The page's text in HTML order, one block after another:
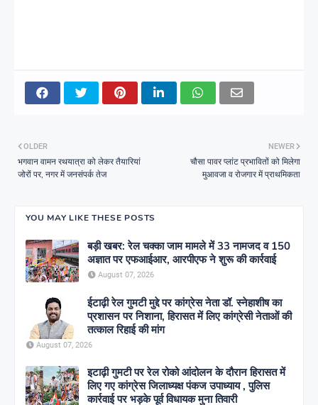
NEWER
चौसा पावर प्लांट प्रभावितों को मिलेगा
मुआवजा व रोजगार में प्राथमिकता
OLDER
भगवान वामन रथयात्रा को लेकर तैयारियां
जोरों पर, नगर में जनसंपर्क तेज
YOU MAY LIKE THESE POSTS
बड़ी खबर: रेल चक्का जाम मामले में 33 नामजद व 150
अज्ञात पर एफआईआर, आरपीएफ ने शुरू की कार्रवाई
August 07, 2026
ईटाढ़ी रेल गुमटी मुद्दे पर कांग्रेस नेता डॉ. स्नेहाशीष का
प्रशासन पर निशाना, हिरासत में लिए कांग्रेसी नेताओं की
तत्काल रिहाई की मांग
August 07, 2026
इटाढ़ी गुमटी पर रेल रोको आंदोलन के दौरान हिरासत में
लिए गए कांग्रेस जिलाध्यक्ष पंकज उपाध्याय , पुलिस
कार्रवाई पर भड़के पूर्व विधायक मुना तिवारी